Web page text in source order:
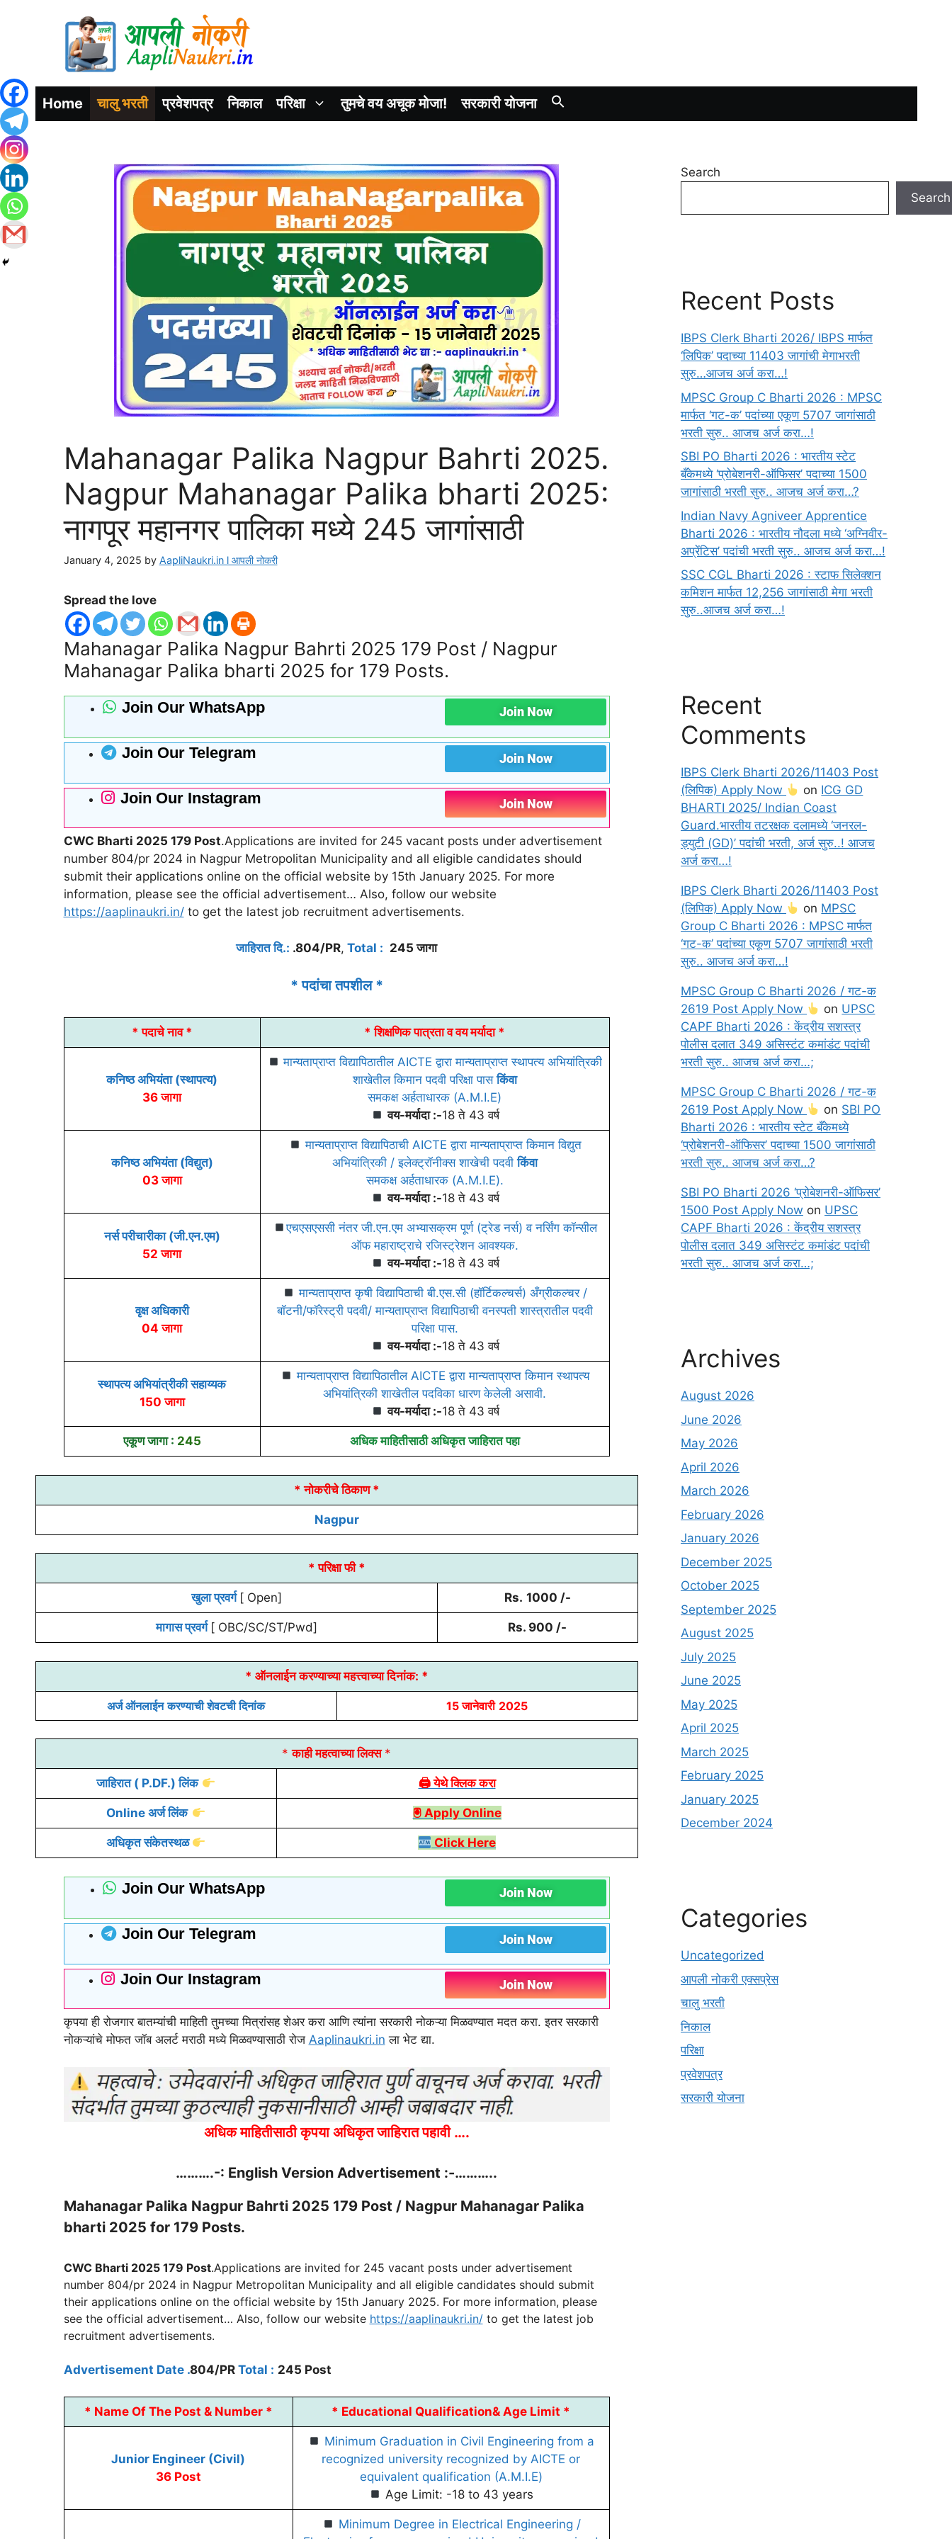
Home चालु भरती प्रवेशपत्र निकाल परिक्षा तुमचे वय अचूक मोजा! सरकारी योजना
Mahanagar Palika Nagpur Bahrti 2025.
Nagpur Mahanagar Palika bharti 2025:
नागपूर महानगर पालिका मध्ये 245 जागांसाठी
January 4, 2025 by AapliNaukri.in l आपली नोकरी
Spread the love
Mahanagar Palika Nagpur Bahrti 2025 179 Post / Nagpur
Mahanagar Palika bharti 2025 for 179 Posts.
Join Our WhatsApp Join Now
Join Our Telegram Join Now
Join Our Instagram Join Now
CWC Bharti 2025 179 Post.Applications are invited for 245 vacant posts under advertisement
number 804/pr 2024 in Nagpur Metropolitan Municipality and all eligible candidates should
submit their applications online on the official website by 15th January 2025. For more
information, please see the official advertisement… Also, follow our website
https://aaplinaukri.in/to get the latest job recruitment advertisements.
जाहिरात दि.: .804/PR, Total : 245 जागा
* पदांचा तपशील *
* पदाचे नाव * * शिक्षणिक पात्रता व वय मर्यादा *
कनिष्ठ अभियंता (स्थापत्य)
36 जागा
मान्यताप्राप्त विद्यापिठातील AICTE द्वारा मान्यताप्राप्त स्थापत्य अभियांत्रिकी
शाखेतील किमान पदवी परिक्षा पासकिंवा
समकक्ष अर्हताधारक (A.M.I.Ε)
वय-मर्यादा :-18 ते 43 वर्ष
कनिष्ठ अभियंता (विद्युत)
03 जागा
मान्यताप्राप्त विद्यापिठाची AICTE द्वारा मान्यताप्राप्त किमान विद्युत
अभियांत्रिकी / इलेक्ट्रॉनीक्स शाखेची पदवीकिंवा
समकक्ष अर्हताधारक (A.M.I.E).
वय-मर्यादा :-18 ते 43 वर्ष
नर्स परीचारीका (जी.एन.एम)
52 जागा
एचएसएससी नंतर जी.एन.एम अभ्यासक्रम पूर्ण (ट्रेड नर्स) व नर्सिंग कॉन्सील
ऑफ महाराष्ट्राचे रजिस्ट्रेशन आवश्यक.
वय-मर्यादा :-18 ते 43 वर्ष
वृक्ष अधिकारी
04 जागा
मान्यताप्राप्त कृषी विद्यापिठाची बी.एस.सी (हॉर्टिकल्चर्स) अँग्रीकल्चर /
बॉटनी/फॉरेस्ट्री पदवी/ मान्यताप्राप्त विद्यापिठाची वनस्पती शास्त्रातील पदवी
परिक्षा पास.
वय-मर्यादा :-18 ते 43 वर्ष
स्थापत्य अभियांत्रीकी सहाय्यक
150 जागा
मान्यताप्राप्त विद्यापिठातील AICTE द्वारा मान्यताप्राप्त किमान स्थापत्य
अभियांत्रिकी शाखेतील पदविका धारण केलेली असावी.
वय-मर्यादा :-18 ते 43 वर्ष
एकूण जागा : 245 अधिक माहितीसाठी अधिकृत जाहिरात पहा
* नोकरीचे ठिकाण *
Nagpur
* परिक्षा फी *
खुला प्रवर्ग [ Open] Rs. 1000 /-
मागास प्रवर्ग [ OBC/SC/ST/Pwd] Rs. 900 /-
* ऑनलाईन करण्याच्यामहत्त्वाच्या दिनांक: *
अर्जऑनलाईन करण्याची शेवटची दिनांक 15 जानेवारी 2025
*काही महत्वाच्या लिक्स*
जाहिरात ( P.DF.) लिंक 🖨 येथे क्लिक करा
Online अर्ज लिंक 🖲 Apply Online
अधिकृत संकेतस्थळ Click Here
Join Our WhatsApp Join Now
Join Our Telegram Join Now
Join Our Instagram Join Now
कृपया ही रोजगार बातम्यांची माहिती तुमच्या मित्रांसह शेअर करा आणि त्यांना सरकारी नोकऱ्या मिळवण्यात मदत करा. इतर सरकारी
नोकऱ्यांचे मोफत जॉब अलर्ट मराठी मध्ये मिळवण्यासाठी रोज Aaplinaukri.in ला भेट द्या.
अधिक माहितीसाठी कृपया अधिकृत जाहिरात पहावी ….
……….-: English Version Advertisement :-………..
Mahanagar Palika Nagpur Bahrti 2025 179 Post / Nagpur Mahanagar Palika
bharti 2025 for 179 Posts.
CWC Bharti 2025 179 Post.Applications are invited for 245 vacant posts under advertisement
number 804/pr 2024 in Nagpur Metropolitan Municipality and all eligible candidates should submit
their applications online on the official website by 15th January 2025. For more information, please
see the official advertisement… Also, follow our website https://aaplinaukri.in/to get the latest job
recruitment advertisements.
Advertisement Date .804/PRTotal : 245 Post
* Name Of The Post & Number * * Educational Qualification& Age Limit *
Junior Engineer (Civil)
36 Post
Minimum Graduation in Civil Engineering from a
recognized university recognized by AICTE or
equivalent qualification (A.M.I.Ε)
Age Limit: -18 to 43 years
Minimum Degree in Electrical Engineering /
Search
Search
Recent Posts
IBPS Clerk Bharti 2026/ IBPS मार्फत
‘लिपिक’ पदाच्या 11403 जागांची मेगाभरती
सुरु…आजच अर्ज करा…!
MPSC Group C Bharti 2026 : MPSC
मार्फत ‘गट-क’ पदांच्या एकूण 5707 जागांसाठी
भरती सुरु.. आजच अर्ज करा…!
SBI PO Bharti 2026 : भारतीय स्टेट
बँकेमध्ये ‘प्रोबेशनरी-ऑफिसर’ पदाच्या 1500
जागांसाठी भरती सुरु.. आजच अर्ज करा…?
Indian Navy Agniveer Apprentice
Bharti 2026 : भारतीय नौदला मध्ये ‘अग्निवीर-
अप्रेंटिस’ पदांची भरती सुरु.. आजच अर्ज करा…!
SSC CGL Bharti 2026 : स्टाफ सिलेक्शन
कमिशन मार्फत 12,256 जागांसाठी मेगा भरती
सुरु..आजच अर्ज करा…!
Recent
Comments
IBPS Clerk Bharti 2026/11403 Post
(लिपिक) Apply Now
on ICG GD
BHARTI 2025/ Indian Coast
Guard.भारतीय तटरक्षक दलामध्ये ‘जनरल-
ड्युटी (GD)’ पदांची भरती, अर्ज सुरु..! आजच
अर्ज करा…!
IBPS Clerk Bharti 2026/11403 Post
(लिपिक) Apply Now
on MPSC
Group C Bharti 2026 : MPSC मार्फत
‘गट-क’ पदांच्या एकूण 5707 जागांसाठी भरती
सुरु.. आजच अर्ज करा…!
MPSC Group C Bharti 2026 / गट-क
2619 Post Apply Now
on UPSC
CAPF Bharti 2026 : केंद्रीय सशस्त्र
पोलीस दलात 349 असिस्टंट कमांडंट पदांची
भरती सुरु.. आजच अर्ज करा…;
MPSC Group C Bharti 2026 / गट-क
2619 Post Apply Now
on SBI PO
Bharti 2026 : भारतीय स्टेट बँकेमध्ये
‘प्रोबेशनरी-ऑफिसर’ पदाच्या 1500 जागांसाठी
भरती सुरु.. आजच अर्ज करा…?
SBI PO Bharti 2026 ‘प्रोबेशनरी-ऑफिसर’
1500 Post Apply Now on UPSC
CAPF Bharti 2026 : केंद्रीय सशस्त्र
पोलीस दलात 349 असिस्टंट कमांडंट पदांची
भरती सुरु.. आजच अर्ज करा…;
Archives
August 2026
June 2026
May 2026
April 2026
March 2026
February 2026
January 2026
December 2025
October 2025
September 2025
August 2025
July 2025
June 2025
May 2025
April 2025
March 2025
February 2025
January 2025
December 2024
Categories
Uncategorized
आपली नोकरी एक्सप्रेस
चालु भरती
निकाल
परिक्षा
प्रवेशपत्र
सरकारी योजना